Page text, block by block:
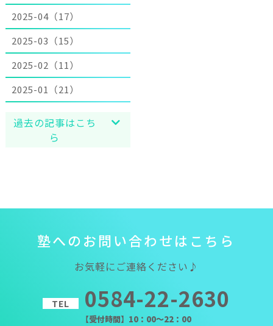
2025-04（17）
2025-03（15）
2025-02（11）
2025-01（21）
過去の記事はこち
ら
塾への お問い合わせは こ ち ら
お気軽にご連絡ください♪
TEL 0584-22-2630
【受付時間】10：00～22：00